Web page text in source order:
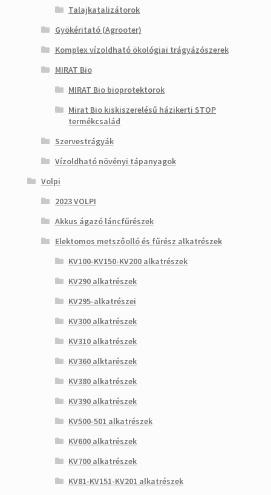
Talajkatalizátorok
Gyökéritató (Agrooter)
Komplex vízoldható ökológiai trágyázószerek
MIRAT Bio
MIRAT Bio bioprotektorok
Mirat Bio kiskiszerelésű házikerti STOP
termékcsalád
Szervestrágyák
Vízoldható növényi tápanyagok
Volpi
2023 VOLPI
Akkus ágazó láncfűrészek
Elektomos metszőolló és fűrész alkatrészek
KV100-KV150-KV200 alkatrészek
KV290 alkatrészek
KV295-alkatrészei
KV300 alkatrészek
KV310 alkatrészek
KV360 alktarészek
KV380 alkatrészek
KV390 alkatrészek
KV500-501 alkatrészek
KV600 alkatrészek
KV700 alkatrészek
KV81-KV151-KV201 alkatrészek